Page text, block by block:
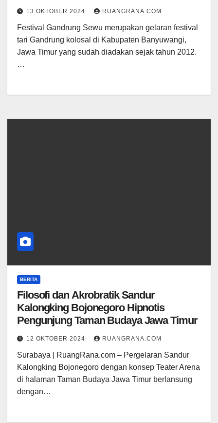
13 OKTOBER 2024 RUANGRANA.COM
Festival Gandrung Sewu merupakan gelaran festival
tari Gandrung kolosal di Kabupaten Banyuwangi,
Jawa Timur yang sudah diadakan sejak tahun 2012.
…
BERITA
Filosofi dan Akrobratik Sandur
Kalongking Bojonegoro Hipnotis
Pengunjung Taman Budaya Jawa Timur
12 OKTOBER 2024 RUANGRANA.COM
Surabaya | RuangRana.com – Pergelaran Sandur
Kalongking Bojonegoro dengan konsep Teater Arena
di halaman Taman Budaya Jawa Timur berlansung
dengan…